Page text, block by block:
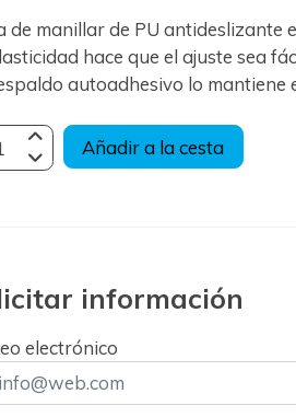
de manillar de PU antideslizante
hace que el ajuste sea
autoadhesivo lo mantiene
Añadir a la cesta
información
electrónico